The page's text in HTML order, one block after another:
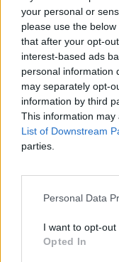
your personal or
please use the
that after your opt-
interest-based ads
personal information
may separately opt-
information by third
This information
List of Downstream
parties.
Personal Data
I want to opt-out
Opted In
Wczoraj 19:27
3 min
Reklama
Reklama
Świat